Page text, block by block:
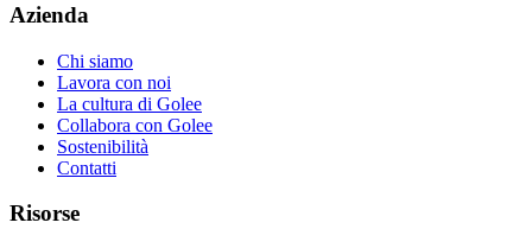
Azienda
Chi siamo
Lavora con noi
La cultura di Golee
Collabora con Golee
Sostenibilità
Contatti
Risorse